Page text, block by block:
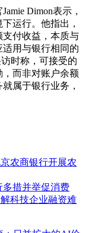
Dimon表示，
运行。他指出，
付收益，本质与
用与银行相同的
时称，可接受的
而非对账户余额
属于银行业务，
农商银行开展农
措并举促消费
科技企业融资难